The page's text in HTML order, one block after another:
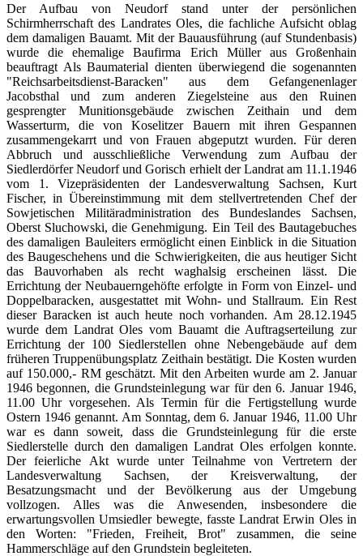
Der Aufbau von Neudorf stand unter der persönlichen
Schirmherrschaft des Landrates Oles, die fachliche Aufsicht oblag
dem damaligen Bauamt. Mit der Bauausführung (auf Stundenbasis)
wurde die ehemalige Baufirma Erich Müller aus Großenhain
beauftragt Als Baumaterial dienten überwiegend die sogenannten
"Reichsarbeitsdienst-Baracken" aus dem Gefangenenlager
Jacobsthal und zum anderen Ziegelsteine aus den Ruinen
gesprengter Munitionsgebäude zwischen Zeithain und dem
Wasserturm, die von Koselitzer Bauern mit ihren Gespannen
zusammengekarrt und von Frauen abgeputzt wurden. Für deren
Abbruch und ausschließliche Verwendung zum Aufbau der
Siedlerdörfer Neudorf und Gorisch erhielt der Landrat am 11.1.1946
vom 1. Vizepräsidenten der Landesverwaltung Sachsen, Kurt
Fischer, in Übereinstimmung mit dem stellvertretenden Chef der
Sowjetischen Militäradministration des Bundeslandes Sachsen,
Oberst Sluchowski, die Genehmigung. Ein Teil des Bautagebuches
des damaligen Bauleiters ermöglicht einen Einblick in die Situation
des Baugeschehens und die Schwierigkeiten, die aus heutiger Sicht
das Bauvorhaben als recht waghalsig erscheinen lässt. Die
Errichtung der Neubauerngehöfte erfolgte in Form von Einzel- und
Doppelbaracken, ausgestattet mit Wohn- und Stallraum. Ein Rest
dieser Baracken ist auch heute noch vorhanden. Am 28.12.1945
wurde dem Landrat Oles vom Bauamt die Auftragserteilung zur
Errichtung der 100 Siedlerstellen ohne Nebengebäude auf dem
früheren Truppenübungsplatz Zeithain bestätigt. Die Kosten wurden
auf 150.000,- RM geschätzt. Mit den Arbeiten wurde am 2. Januar
1946 begonnen, die Grundsteinlegung war für den 6. Januar 1946,
11.00 Uhr vorgesehen. Als Termin für die Fertigstellung wurde
Ostern 1946 genannt. Am Sonntag, dem 6. Januar 1946, 11.00 Uhr
war es dann soweit, dass die Grundsteinlegung für die erste
Siedlerstelle durch den damaligen Landrat Oles erfolgen konnte.
Der feierliche Akt wurde unter Teilnahme von Vertretern der
Landesverwaltung Sachsen, der Kreisverwaltung, der
Besatzungsmacht und der Bevölkerung aus der Umgebung
vollzogen. Alles was die Anwesenden, insbesondere die
erwartungsvollen Umsiedler bewegte, fasste Landrat Erwin Oles in
den Worten: "Frieden, Freiheit, Brot" zusammen, die seine
Hammerschläge auf den Grundstein begleiteten.